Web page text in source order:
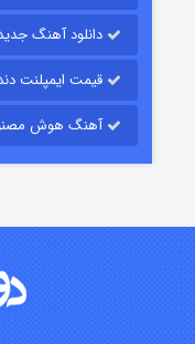
دانلود آهنگ
قیمت ایمپلنت
آهنگ هوش